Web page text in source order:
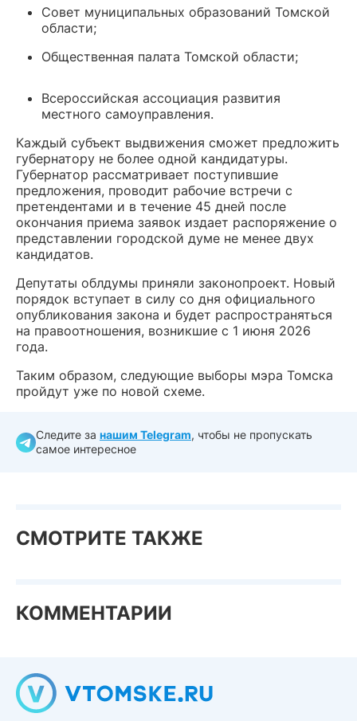
Совет муниципальных образований Томской
области;
Общественная палата Томской области;
Всероссийская ассоциация развития
местного самоуправления.
Каждый субъект выдвижения сможет предложить
губернатору не более одной кандидатуры.
Губернатор рассматривает поступившие
предложения, проводит рабочие встречи с
претендентами и в течение 45 дней после
окончания приема заявок издает распоряжение о
представлении городской думе не менее двух
кандидатов.
Депутаты облдумы приняли законопроект. Новый
порядок вступает в силу со дня официального
опубликования закона и будет распространяться
на правоотношения, возникшие с 1 июня 2026
года.
Таким образом, следующие выборы мэра Томска
пройдут уже по новой схеме.
Следите за нашим Telegram, чтобы не пропускать
самое интересное
СМОТРИТЕ ТАКЖЕ
КОММЕНТАРИИ